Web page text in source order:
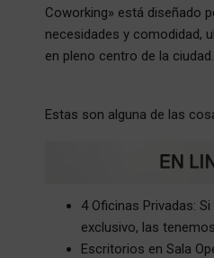
Coworking» está diseñado
necesidades y comodidad,
en pleno centro de la ciudad.
Estas son alguna de las
4 Oficinas Privadas:
exclusivo, las
Escritorios en Sala